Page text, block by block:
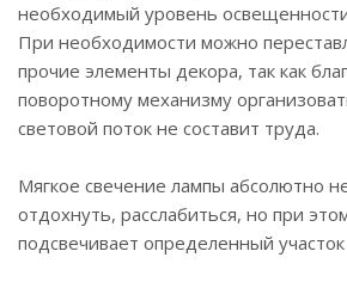
необходимый уровень
При необходимости можно
прочие элементы декора, так как
поворотному механизму
световой поток не составит труда.
Мягкое свечение лампы абсолютно
отдохнуть, расслабиться, но при
подсвечивает определенный